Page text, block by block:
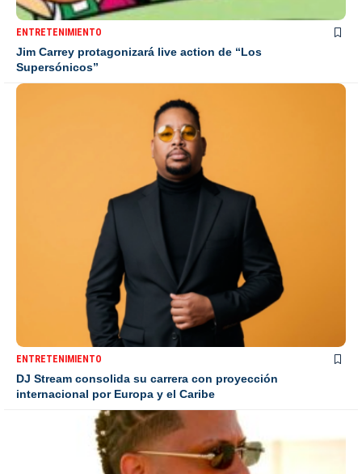
ENTRETENIMIENTO
Jim Carrey protagonizará live action de “Los
Supersónicos”
ENTRETENIMIENTO
DJ Stream consolida su carrera con proyección
internacional por Europa y el Caribe